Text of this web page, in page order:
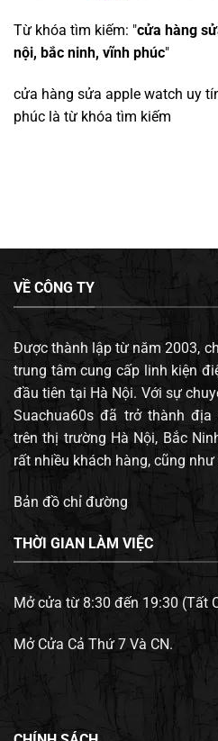
Từ khóa tìm kiếm: "cửa hàng
nội, bắc ninh, vĩnh phúc"
cửa hàng sửa apple watch uy
phúc là từ khóa tìm kiếm
VỀ CÔNG TY
Được thành lập từ năm 2003,
trung tâm cung cấp linh kiện
đầu tiên tại Hà Nội. Với sự
Suachua60s đã trở thành
trên thị trường Hà Nội, Bắc
rất nhiều khách hàng, cũng
Bản đồ chỉ đường
THỜI GIAN LÀM VIỆC
Mở cửa từ 8:30 đến 19:30 (Tất
Mở Cửa Cả Thứ 7 Và CN.